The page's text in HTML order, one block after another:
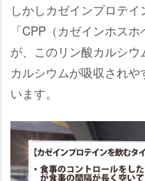
しかしカゼインプロテ
「CPP（カゼインホス
が、このリン酸カルシ
カルシウムが吸収され
います。